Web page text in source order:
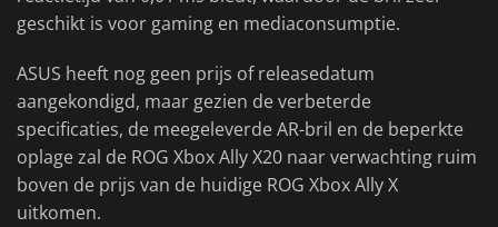
geschikt is voor gaming en mediaconsumptie.
ASUS heeft nog geen prijs of releasedatum
aangekondigd, maar gezien de verbeterde
specificaties, de meegeleverde AR-bril en de beperkte
oplage zal de ROG Xbox Ally X20 naar verwachting ruim
boven de prijs van de huidige ROG Xbox Ally X
uitkomen.